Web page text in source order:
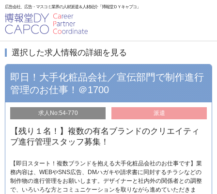
広告会社、広告・マスコミ業界の人材派遣＆人材紹介「博報堂ＤＹキャプコ」
選択した求人情報の詳細を見る
即日！大手化粧品会社／宣伝部門で制作進行
管理のお仕事！＠1700
求人No:54-770 派遣
【残り１名！】複数の有名ブランドのクリエイティ
ブ進行管理スタッフ募集！
【即日スタート！複数ブランドを抱える大手化粧品会社のお仕事です】業
務内容は、WEBやSNS広告、DMハガキや請求書に同封するチラシなどの
制作物の進行管理をお願いします。デザイナーと社内外の関係者との調整
で、いろいろな方とコミュニケーションを取りながら進めていただきま